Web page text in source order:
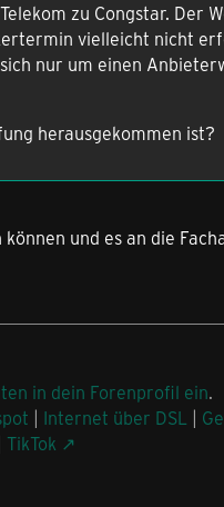
zu Congstar. Der
vielleicht nicht
nur um einen
herausgekommen ist?
und es an die
in dein Forenprofil ein.
| Internet über DSL |
TikTok